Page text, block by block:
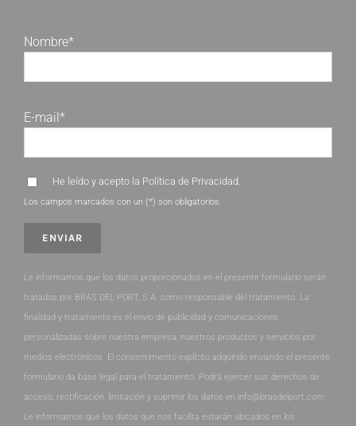
Nombre*
E-mail*
He leído y acepto la Política de Privacidad.
Los campos marcados con un (*) son obligatorios.
Le informamos que los datos proporcionados en el presente formulario serán
tratados por BRAS DEL PORT, S.A. como responsable del tratamiento. La
finalidad y tratamiento es el envío de publicidad y comunicaciones
personalizadas sobre nuestra empresa, nuestros productos y servicios por
medios electrónicos. El consentimiento explícito adquirido enviando el presente
formulario da base legal para el tratamiento. Podrá ejercer sus derechos de
acceso, rectificación, limitación y suprimir los datos en info@brasdelport.com.
Le informamos que los datos que nos facilita estarán ubicados en los